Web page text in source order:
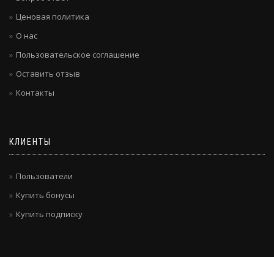
Ценовая политика
О нас
Пользовательское соглашение
Оставить отзыв
Контакты
КЛИЕНТЫ
Пользователи
Купить бонусы
Купить подписку